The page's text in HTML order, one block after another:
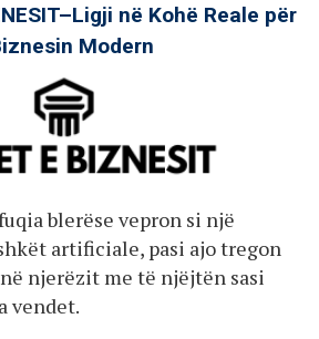
në Kohë Reale për
Modern
blerëse vepron si një
artificiale, pasi ajo tregon
njerëzit me të njëjtën sasi
vendet.